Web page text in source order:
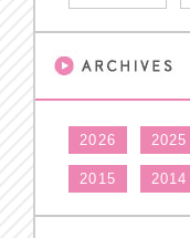
2026 2025
2015 2014